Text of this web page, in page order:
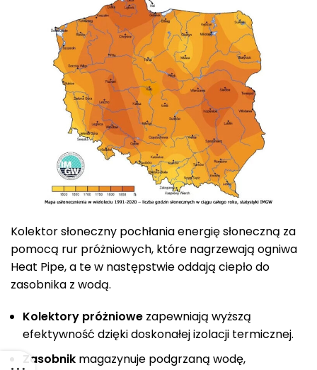
Kolektor słoneczny pochłania energię słoneczną za
pomocą rur próżniowych, które nagrzewają ogniwa
Heat Pipe, a te w następstwie oddają ciepło do
zasobnika z wodą.
Kolektory próżniowe zapewniają wyższą
efektywność dzięki doskonałej izolacji termicznej.
Zasobnik magazynuje podgrzaną wodę,